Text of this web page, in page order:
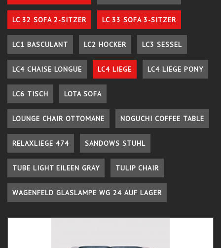
LC 32 SOFA 2-SITZER LC 33 SOFA 3-SITZER
LC1 BASCULANT LC2 HOCKER LC3 SESSEL
LC4 CHAISE LONGUE LC4 LIEGE LC4 LIEGE PONY
LC6 TISCH LOTA SOFA
LOUNGE CHAIR OTTOMANE NOGUCHI COFFEE TABLE
RELAXLIEGE 474 SANDOWS STUHL
TUBE LIGHT EILEEN GRAY TULIP CHAIR
WAGENFELD GLASLAMPE WG 24 AUF LAGER